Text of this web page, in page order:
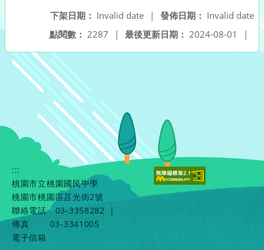
發佈日期： Invalid date
下架日期： Invalid date
|
最後更新日期： 2024-08-01 |
點閱數： 2287 |
:::
桃園市立桃園國民中學
桃園市桃園區莒光街2號
聯絡電話
03-3358282
|
傳真
03-3341005
電子信箱